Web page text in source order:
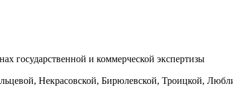
государственной и коммерческой экспертизы
Некрасовской, Бирюлевской, Троицкой,